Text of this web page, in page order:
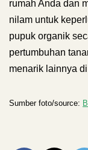
rumah Anda dan
nilam untuk
pupuk organik
pertumbuhan
menarik lainnya
Sumber foto/source: